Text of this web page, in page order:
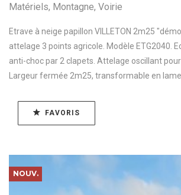
Matériels, Montagne, Voirie
Etrave à neige papillon VILLETON 2m25
attelage 3 points agricole. Modèle ETG2040.
anti-choc par 2 clapets. Attelage oscillant
Largeur fermée 2m25, transformable en lame
FAVORIS
NOUV.